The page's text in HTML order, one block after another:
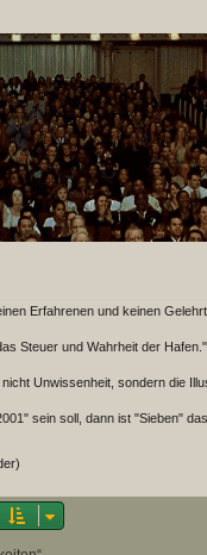
Erfahrenen und keinen
Steuer und Wahrheit der
Unwissenheit, sondern die
sein soll, dann ist "Sieben"